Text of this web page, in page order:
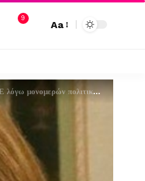
9
Aa
στο μεταναστευτικό